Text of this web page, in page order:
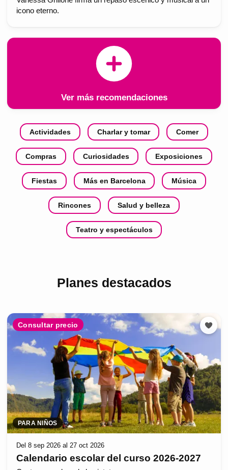
icono eterno.
Ver más recomendaciones
Actividades Charlar y tomar Comer
Compras Curiosidades Exposiciones
Fiestas Más en Barcelona Música
Rincones Salud y belleza
Teatro y espectáculos
Planes destacados
Consultar precio
PARA NIÑOS
Del 8 sep 2026 al 27 oct 2026
Calendario escolar del curso 2026-2027